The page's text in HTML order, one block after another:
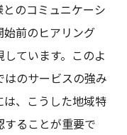
体験談
グで福井県の家
のコミュニケーシ
始前のヒアリング
ています。このよ
はのサービスの強み
は、こうした地域特
ることが重要で